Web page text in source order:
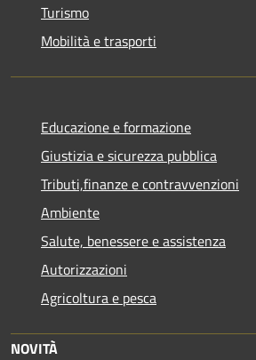
Turismo
Mobilità e trasporti
Educazione e formazione
Giustizia e sicurezza pubblica
Tributi,finanze e contravvenzioni
Ambiente
Salute, benessere e assistenza
Autorizzazioni
Agricoltura e pesca
NOVITÀ